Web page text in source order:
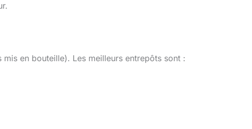
en bouteille). Les meilleurs entrepôts sont :